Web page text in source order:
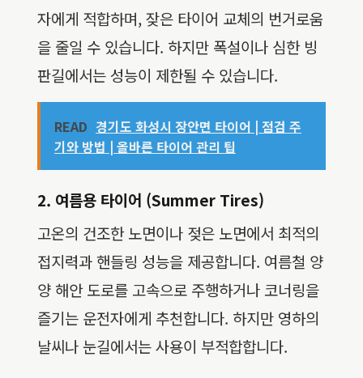
자에게 적합하며, 잦은 타이어 교체의 번거로움
을 줄일 수 있습니다. 하지만 폭설이나 심한 빙
판길에서는 성능이 제한될 수 있습니다.
READ 경기도 화성시 장안면 타이어 | 점검 주
기와 방법 | 올바른 타이어 관리 팁
2. 여름용 타이어 (Summer Tires)
고온의 건조한 노면이나 젖은 노면에서 최적의
접지력과 핸들링 성능을 제공합니다. 여름철 양
양 해안 도로를 고속으로 주행하거나 코너링을
즐기는 운전자에게 추천합니다. 하지만 영하의
날씨나 눈길에서는 사용이 부적합합니다.